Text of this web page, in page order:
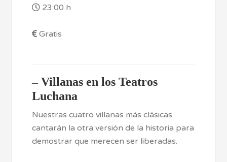
23:00 h
Gratis
–Villanas en los Teatros
Luchana
Nuestras cuatro villanas más clásicas
cantarán la otra versión de la historia para
demostrar que merecen ser liberadas.